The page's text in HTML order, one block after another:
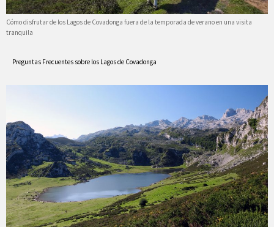
Cómo disfrutar de los Lagos de Covadonga fuera de la temporada de verano en una visita
tranquila
Preguntas Frecuentes sobre los Lagos de Covadonga